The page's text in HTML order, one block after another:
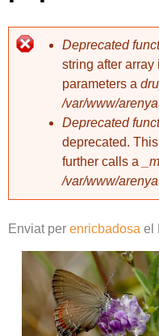
Deprecated
string after
parameters a
/var/www/
Deprecated
deprecated.
further calls a
/var/www/
Enviat per enricbadosa el